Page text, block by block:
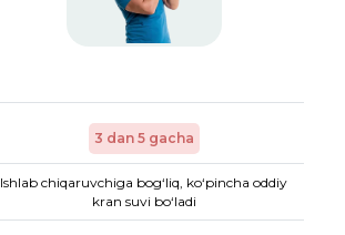
3 dan 5 gacha
Ishlab chiqaruvchiga bog‘liq, ko‘pincha oddiy
kran suvi bo‘ladi